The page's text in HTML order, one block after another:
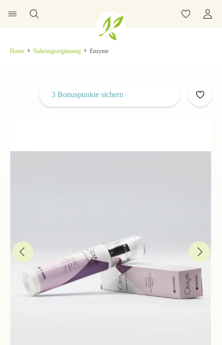
Home Nahrungsergänzung Enzyme
3 Bonuspunkte sichern